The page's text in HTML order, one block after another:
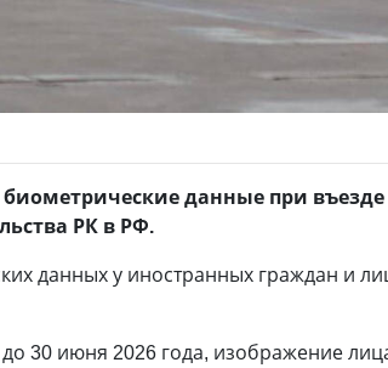
данные при въезде
РК в РФ.
данных у иностранных граждан и
30 июня 2026 года, изображение